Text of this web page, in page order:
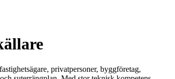
privatpersoner, byggföretag,